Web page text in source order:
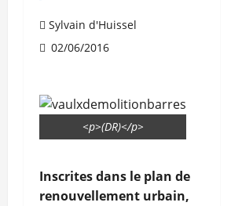
Sylvain d'Huissel
02/06/2016
<p>(DR)</p>
Inscrites dans le plan de
renouvellement urbain,